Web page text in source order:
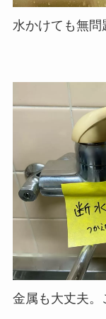
水かけても無問
金属も大丈夫。